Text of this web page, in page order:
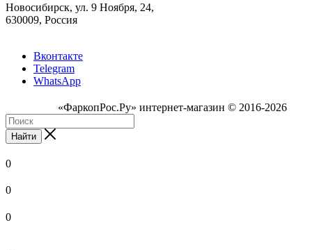
Новосибирск, ул. 9 Ноября, 24,
630009, Россия
Вконтакте
Telegram
WhatsApp
«ФаркопРос.Ру» интернет-магазин © 2016-2026
Найти
0
0
0